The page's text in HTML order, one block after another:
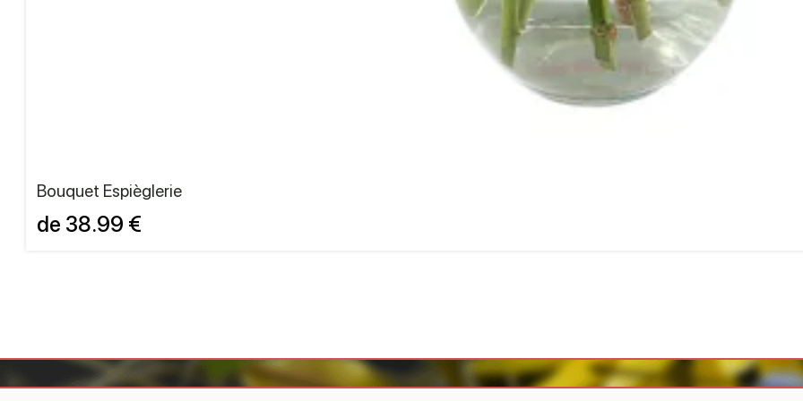
Bouquet Espièglerie
de 38.99 €